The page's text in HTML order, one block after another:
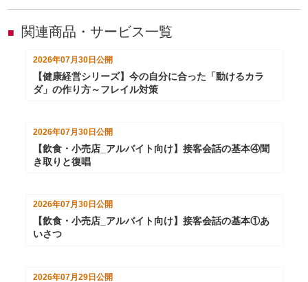
■ 関連商品・サービス一覧
2026年07月30日 公開
【健康経営シリーズ】今の自分に合った「動けるカラ
ダ」の作り方～フレイル対策
2026年07月30日 公開
【飲食・小売店_アルバイト向け】接客会話の基本④聞
き取りと復唱
2026年07月30日 公開
【飲食・小売店_アルバイト向け】接客会話の基本①あ
いさつ
2026年07月29日公開